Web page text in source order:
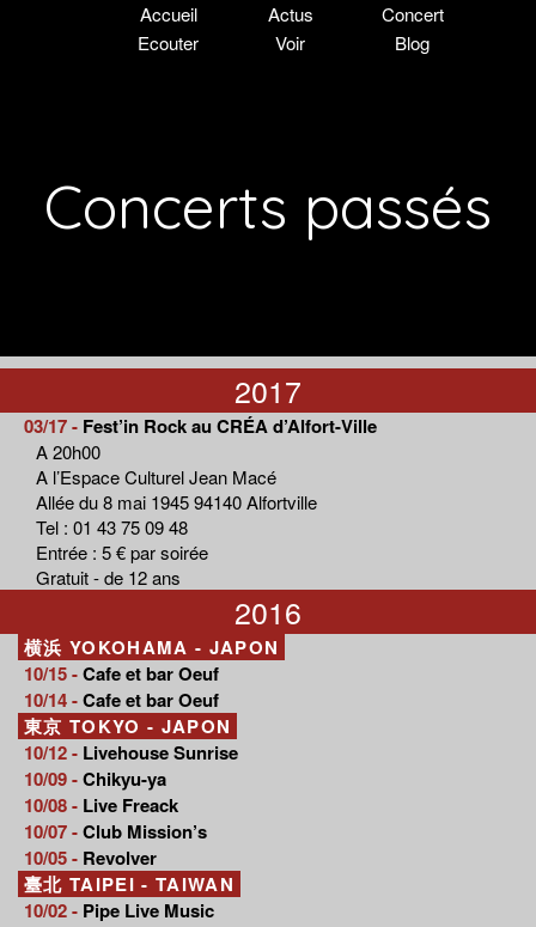
Accueil Actus
Concert
Ecouter
Voir Blog
Concerts passés
2017
03/17 - Fest’in Rock au CRÉA d’Alfort-Ville
A 20h00
A l’Espace Culturel Jean Macé
Allée du 8 mai 1945 94140 Alfortville
Tel : 01 43 75 09 48
Entrée : 5 € par soirée
Gratuit - de 12 ans
2016
横浜 YOKOHAMA - JAPON
10/15 -Cafe et bar Oeuf
10/14 -Cafe et bar Oeuf
東京 TOKYO - JAPON
10/12 - Livehouse Sunrise
10/09 -Chikyu-ya
10/08 - Live Freack
10/07 -Club Mission’s
10/05 - Revolver
臺北 TAIPEI - TAIWAN
10/02 - Pipe Live Music